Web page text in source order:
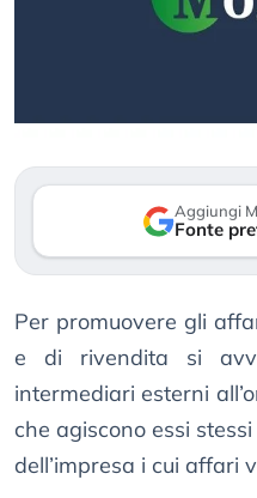
Aggiungi
Fonte
Per promuovere gli
e di rivendita si
intermediari esterni
che agiscono essi
dell’impresa i cui affari